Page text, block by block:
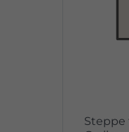
Steppe